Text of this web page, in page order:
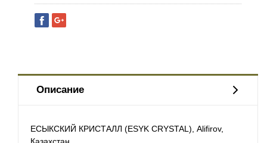
Описание
ЕСЫКСКИЙ КРИСТАЛЛ (ESYK CRYSTAL), Alifirov,